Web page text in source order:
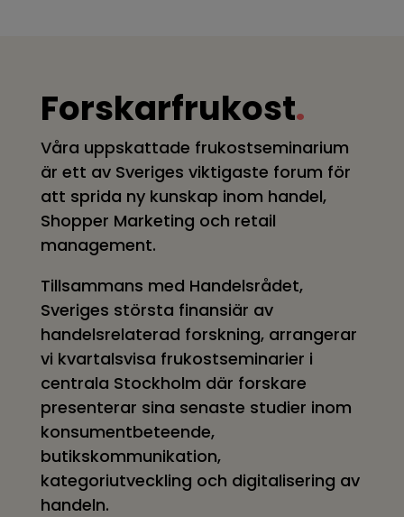
Forskarfrukost.
Våra uppskattade frukostseminarium
är ett av Sveriges viktigaste forum för
att sprida ny kunskap inom handel,
Shopper Marketing och retail
management.
Tillsammans med Handelsrådet,
Sveriges största finansiär av
handelsrelaterad forskning, arrangerar
vi kvartalsvisa frukostseminarier i
centrala Stockholm där forskare
presenterar sina senaste studier inom
konsumentbeteende,
butikskommunikation,
kategoriutveckling och digitalisering av
handeln.